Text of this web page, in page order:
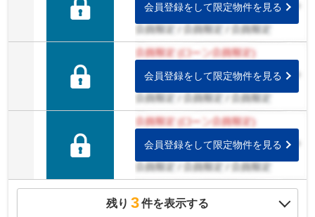
会員登録をして限定物件を見る
会員登録をして限定物件を見る
会員登録をして限定物件を見る
残り 3件を表示する